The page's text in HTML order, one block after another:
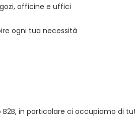
officine e uffici
ogni tua necessità
in particolare ci occupiamo